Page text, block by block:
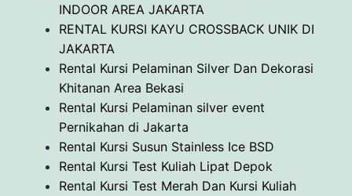
INDOOR AREA JAKARTA
RENTAL KURSI KAYU CROSSBACK UNIK DI
JAKARTA
Rental Kursi Pelaminan Silver Dan Dekorasi
Khitanan Area Bekasi
Rental Kursi Pelaminan silver event
Pernikahan di Jakarta
Rental Kursi Susun Stainless Ice BSD
Rental Kursi Test Kuliah Lipat Depok
Rental Kursi Test Merah Dan Kursi Kuliah